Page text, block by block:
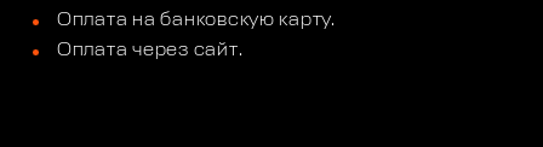
Оплата на банковскую карту.
Оплата через сайт.